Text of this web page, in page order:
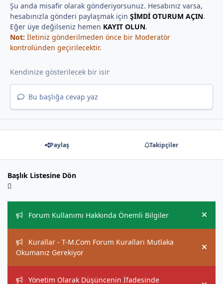
Şu anda misafir olarak gönderiyorsunuz. Hesabınız varsa,
hesabınızla gönderi paylaşmak için ŞİMDİ OTURUM AÇIN.
Eğer üye değilseniz hemen KAYIT OLUN.
Not: İletiniz gönderilmeden önce bir Moderatör
kontrolünden geçirilecektir.
Bu başlığa cevap yaz
Paylaş Takipçiler
Başlık Listesine Dön
Forum Kullanımı Hakkında Önemli Bilgiler
Hide
Kurallar - T-M.Com Forum Kuralları Mutlaka
Okumanız Gerekiyor
Hide
Yönetim Olarak Düşüncenin İfadesinde